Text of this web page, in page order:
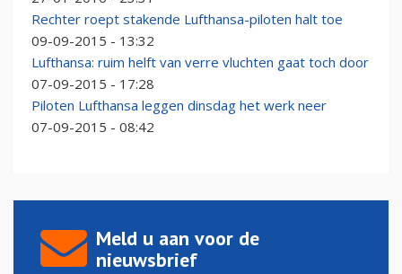
Rechter roept stakende Lufthansa-piloten halt toe
09-09-2015 - 13:32
Lufthansa: ruim helft van verre vluchten gaat toch door
07-09-2015 - 17:28
Piloten Lufthansa leggen dinsdag het werk neer
07-09-2015 - 08:42
Meld u aan voor de
nieuwsbrief